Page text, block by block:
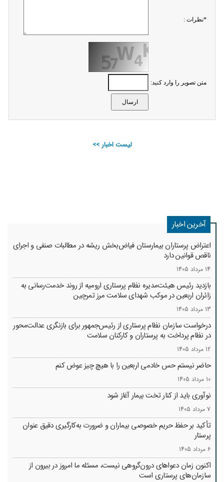
*نظرات :
متن تصویر را وارد کنید:
لیست اخبار >>
آخرین اخبار
اعتراض پرستاران بیمارستان فیاض‌بخش ریشه در مطالبات صنفی و اجرای
ناقص قوانین دارد
14 مرداد 1405
بازدید رئیس هیئت‌مدیره نظام پرستاری ارومیه از روند خدمت‌رسانی به
زائران اربعین در موکب شهدای سلامت مرز تمرچین
13 مرداد 1405
درخواست سازمان نظام پرستاری از رئیس‌جمهور برای بازنگری عدالت‌محور
در نظام پرداخت به پرستاران و کارکنان سلامت
12 مرداد 1405
حاضر نیستم حس خادمی اربعین را با هیچ چیز عوض کنم
10 مرداد 1405
نوآوری باید از کنار تخت بیمار آغاز شود
7 مرداد 1405
تأکید بر حفظ حریم خصوصی بیماران و ضرورت به‌کارگیری دقیق عنوان
پرستار
6 مرداد 1405
اکنون زمان دعواهای درون‌گروهی نیست، مسئله ما امروز در بیرون از
سازمان‌های پرستاری است